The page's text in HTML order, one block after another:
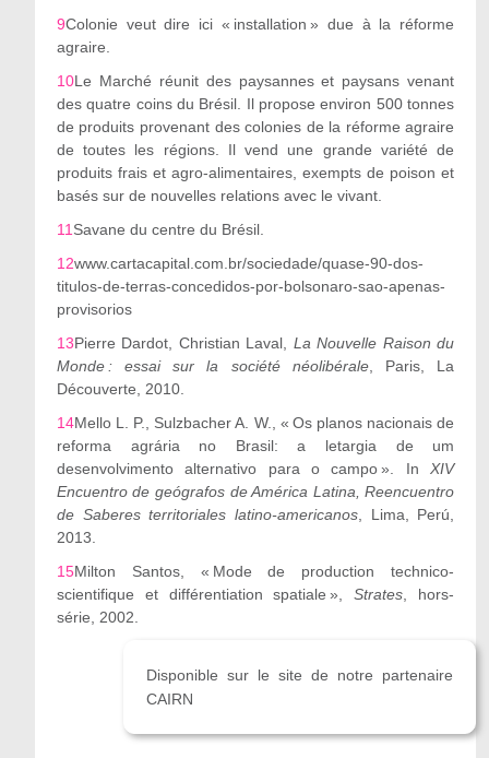
9Colonie veut dire ici « installation » due à la réforme
agraire.
10Le Marché réunit des paysannes et paysans venant
des quatre coins du Brésil. Il propose environ 500 tonnes
de produits provenant des colonies de la réforme agraire
de toutes les régions. Il vend une grande variété de
produits frais et agro-alimentaires, exempts de poison et
basés sur de nouvelles relations avec le vivant.
11 Savane du centre du Brésil.
12www.cartacapital.com.br/sociedade/quase-90-dos-
titulos-de-terras-concedidos-por-bolsonaro-sao-apenas-
provisorios
13Pierre Dardot, Christian Laval, La Nouvelle Raison du
Monde : essai sur la société néolibérale, Paris, La
Découverte, 2010.
14Mello L. P., Sulzbacher A. W., « Os planos nacionais de
reforma agrária no Brasil: a letargia de um
desenvolvimento alternativo para o campo ». In XIV
Encuentro de geógrafos de América Latina, Reencuentro
de Saberes territoriales latino-americanos, Lima, Perú,
2013.
15Milton Santos, « Mode de production technico-
scientifique et différentiation spatiale »,Strates , hors-
série, 2002.
Disponible sur le site de notre partenaire
CAIRN